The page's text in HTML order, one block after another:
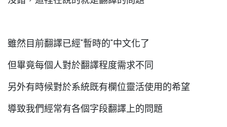
雖然目前翻譯已經"暫時的"中文化了
但畢竟每個人對於翻譯程度需求不同
另外有時候對於系統既有欄位靈活使用的希望
導致我們經常有各個字段翻譯上的問題